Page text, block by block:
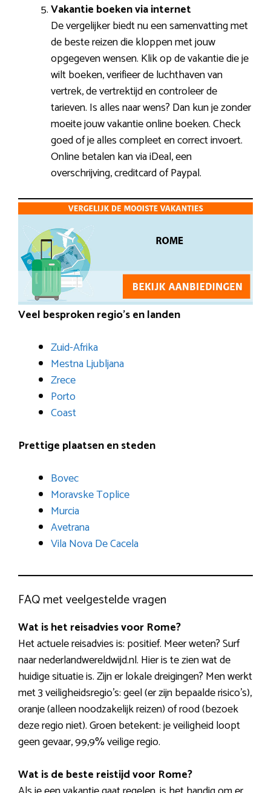
Vakantie boeken via internet
De vergelijker biedt nu een samenvatting met
de beste reizen die kloppen met jouw
opgegeven wensen. Klik op de vakantie die je
wilt boeken, verifieer de luchthaven van
vertrek, de vertrektijd en controleer de
tarieven. Is alles naar wens? Dan kun je zonder
moeite jouw vakantie online boeken. Check
goed of je alles compleet en correct invoert.
Online betalen kan via iDeal, een
overschrijving, creditcard of Paypal.
Veel besproken regio’s en landen
Zuid-Afrika
Mestna Ljubljana
Zrece
Porto
Coast
Prettige plaatsen en steden
Bovec
Moravske Toplice
Murcia
Avetrana
Vila Nova De Cacela
FAQ met veelgestelde vragen
Wat is het reisadvies voor Rome?
Het actuele reisadvies is: positief. Meer weten? Surf
naar nederlandwereldwijd.nl. Hier is te zien wat de
huidige situatie is. Zijn er lokale dreigingen? Men werkt
met 3 veiligheidsregio’s: geel (er zijn bepaalde risico’s),
oranje (alleen noodzakelijk reizen) of rood (bezoek
deze regio niet). Groen betekent: je veiligheid loopt
geen gevaar, 99,9% veilige regio.
Wat is de beste reistijd voor Rome?